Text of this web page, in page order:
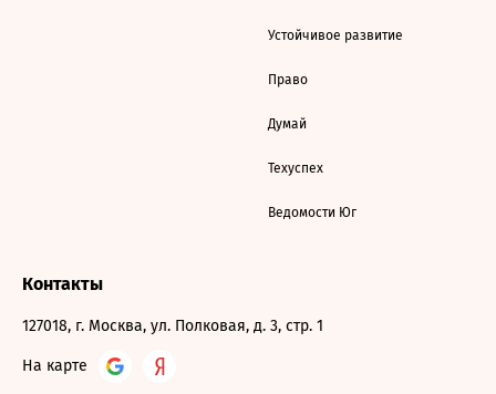
Устойчивое развитие
Право
Думай
Техуспех
Ведомости Юг
Контакты
127018, г. Москва, ул. Полковая, д. 3, стр. 1
На карте